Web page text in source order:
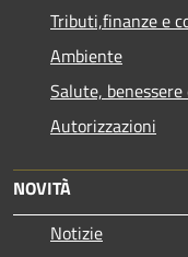
Tributi,finanze e
Ambiente
Salute,
Autorizzazioni
NOVITÀ
Notizie